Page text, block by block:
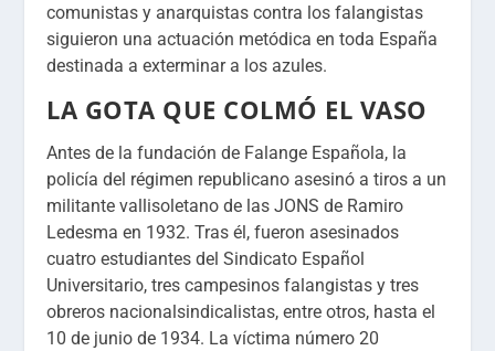
comunistas y anarquistas contra los falangistas
siguieron una actuación metódica en toda España
destinada a exterminar a los azules.
LA GOTA QUE COLMÓ EL VASO
Antes de la fundación de Falange Española, la
policía del régimen republicano asesinó a tiros a un
militante vallisoletano de lasJONS de Ramiro
Ledesma en 1932. Tras él, fueron asesinados
cuatro estudiantes del Sindicato Español
Universitario, tres campesinos falangistas y tres
obreros nacionalsindicalistas, entre otros, hasta el
10 de junio de 1934. La víctima número 20